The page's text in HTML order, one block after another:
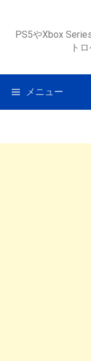
ツ
ス
PS5やXbox
ト
メニュー